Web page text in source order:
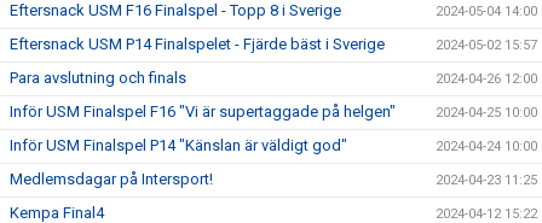
Eftersnack USM F16 Finalspel - Topp 8 i Sverige 2024-05-04 14:00
Eftersnack USM P14 Finalspelet - Fjärde bäst i Sverige 2024-05-02 15:57
Para avslutning och finals 2024-04-26 12:00
Inför USM Finalspel F16 "Vi är supertaggade på helgen" 2024-04-25 10:00
Inför USM Finalspel P14 "Känslan är väldigt god" 2024-04-24 10:00
Medlemsdagar på Intersport! 2024-04-23 11:25
Kempa Final4 2024-04-12 15:22